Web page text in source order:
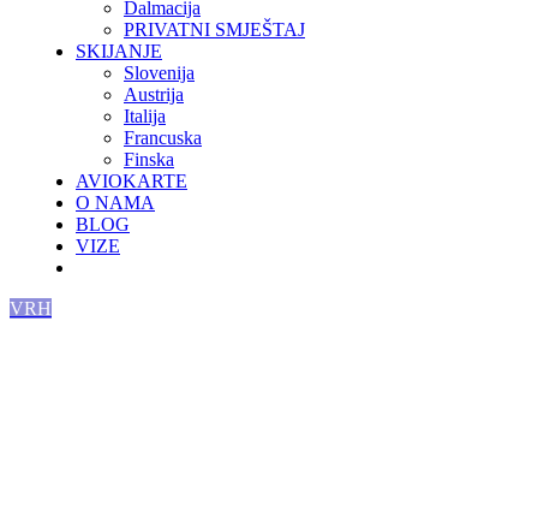
Dalmacija
PRIVATNI SMJEŠTAJ
SKIJANJE
Slovenija
Austrija
Italija
Francuska
Finska
AVIOKARTE
O NAMA
BLOG
VIZE
VRH